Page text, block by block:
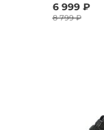
6 999 ₽
8 799 ₽